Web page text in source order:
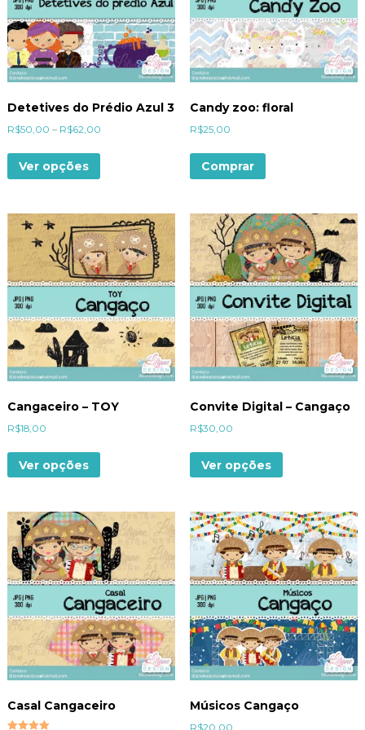
Detetives do Prédio Azul 3
R$50,00 – R$62,00
Ver opções
Candy zoo: floral
R$25,00
Comprar
Cangaceiro – TOY
R$18,00
Ver opções
Convite Digital – Cangaço
R$30,00
Ver opções
Casal Cangaceiro Músicos Cangaço
R$20,00